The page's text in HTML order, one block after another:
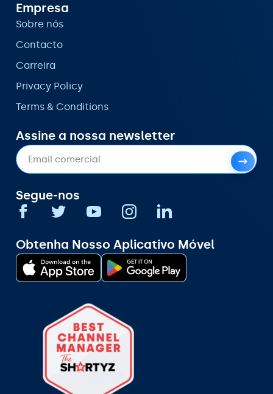
Empresa
Sobre nós
Contacto
Carreira
Privacy Policy
Terms & Conditions
Assine a nossa newsletter
Segue-nos
Obtenha Nosso Aplicativo Móvel